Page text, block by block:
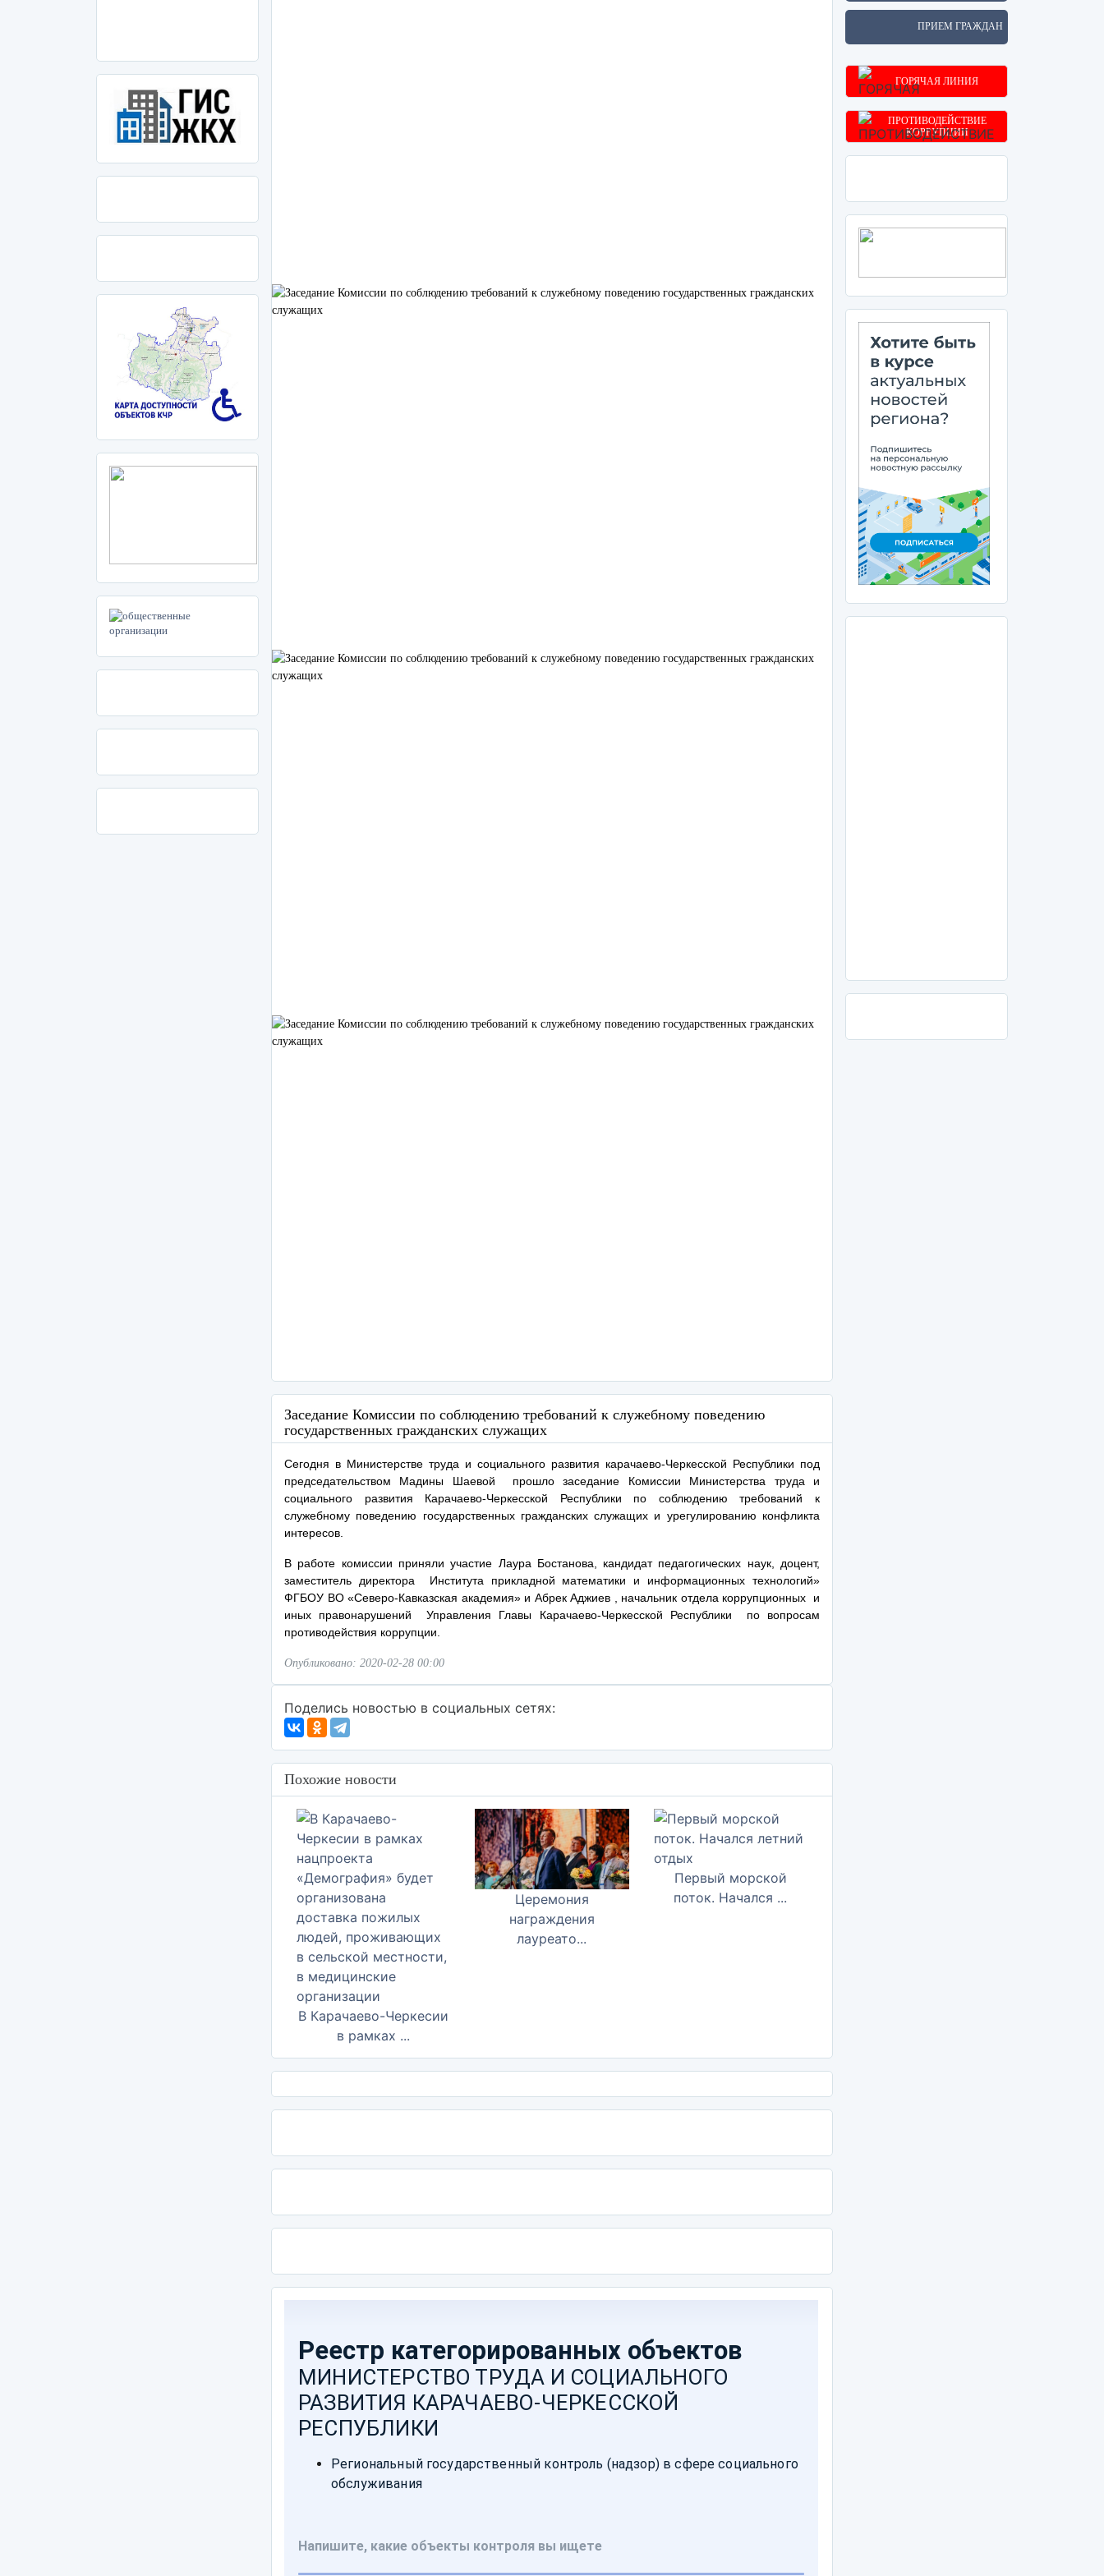
Заседание Комиссии по соблюдению требований к служебному поведению
государственных гражданских служащих
Сегодня в Министерстве труда и социального развития карачаево-Черкесской Республики под
председательством Мадины Шаевой прошло заседание Комиссии Министерства труда и
социального развития Карачаево-Черкесской Республики по соблюдению требований к
служебному поведению государственных гражданских служащих и урегулированию конфликта
интересов.
В работе комиссии приняли участие Лаура Бостанова, кандидат педагогических наук, доцент,
заместитель директора Института прикладной математики и информационных технологий»
ФГБОУ ВО «Северо-Кавказская академия» и Абрек Аджиев , начальник отдела коррупционных и
иных правонарушений Управления Главы Карачаево-Черкесской Республики по вопросам
противодействия коррупции.
Опубликовано: 2020-02-28 00:00
Поделись новостью в социальных сетях:
Похожие новости
В Карачаево-Черкесии
в рамках ...
Церемония
награждения
лауреато...
Первый морской
поток. Начался ...
ПРИЕМ ГРАЖДАН
ГОРЯЧАЯ ЛИНИЯ
ПРОТИВОДЕЙСТВИЕ
КОРРУПЦИИ